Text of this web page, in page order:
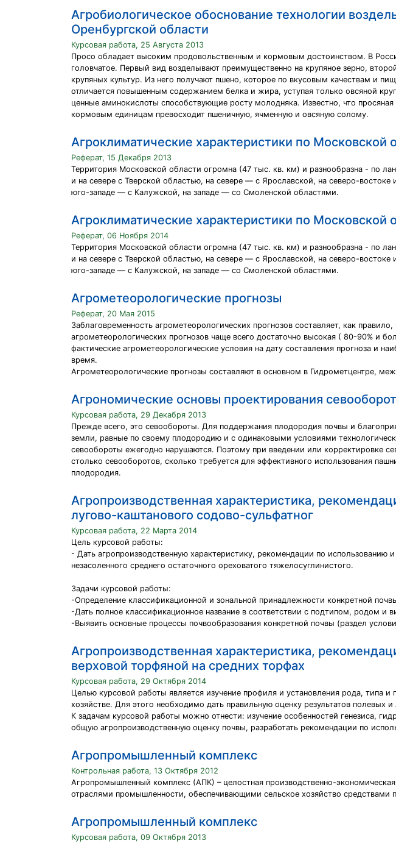
Агробиологическое обоснование технологии
Оренбургской области
Курсовая работа, 25 Августа 2013
Просо обладает высоким продовольственным и кормовым достоинством. В
головчатое. Первый вид возделывают преимущественно на крупяное зерно,
крупяных культур. Из него получают пшено, которое по вкусовым качествам и
отличается повышенным содержанием белка и жира, уступая только овсяной
ценные аминокислоты способствующие росту молодняка. Известно, что
кормовым единицам превосходит пшеничную, ячменную и овсяную солому.
Агроклиматические характеристики по Московской
Реферат, 15 Декабря 2013
Территория Московской области огромна (47 тыс. кв. км) и разнообразна - по
и на севере с Тверской областью, на севере — с Ярославской, на северо-
юго-западе — с Калужской, на западе — со Смоленской областями.
Агроклиматические характеристики по Московской
Реферат, 06 Ноября 2014
Территория Московской области огромна (47 тыс. кв. км) и разнообразна - по
и на севере с Тверской областью, на севере — с Ярославской, на северо-
юго-западе — с Калужской, на западе — со Смоленской областями.
Агрометеорологические прогнозы
Реферат, 20 Мая 2015
Заблаговременность агрометеорологических прогнозов составляет, как
агрометеорологических прогнозов чаще всего достаточно высокая ( 80-90% и
фактические агрометеорологические условия на дату составления прогноза и
время.
Агрометеорологические прогнозы составляют в основном в Гидрометцентре,
Агрономические основы проектирования
Курсовая работа, 29 Декабря 2013
Прежде всего, это севообороты. Для поддержания плодородия почвы и
земли, равные по своему плодородию и с одинаковыми условиями
севообороты ежегодно нарушаются. Поэтому при введении или корректировке
столько севооборотов, сколько требуется для эффективного использования
плодородия.
Агропроизводственная характеристика,
лугово-каштанового содово-сульфатног
Курсовая работа, 22 Марта 2014
Цель курсовой работы:
- Дать агропроизводственную характеристику, рекомендации по
незасоленного среднего остаточного ореховатого тяжелосуглинистого.
Задачи курсовой работы:
-Определение классификационной и зональной принадлежности конкретной
-Дать полное классификационное название в соответствии с подтипом, родом и
-Выявить основные процессы почвообразования конкретной почвы (раздел
Агропроизводственная характеристика,
верховой торфяной на средних торфах
Курсовая работа, 29 Октября 2014
Целью курсовой работы является изучение профиля и установления рода, типа
хозяйстве. Для этого необходимо дать правильную оценку результатов полевых
К задачам курсовой работы можно отнести: изучение особенностей генезиса,
общую агропроизводственную оценку почвы, разработать рекомендации по
Агропромышленный комплекс
Контрольная работа, 13 Октября 2012
Агропромышленный комплекс (АПК) – целостная производственно-
отраслями промышленности, обеспечивающими сельское хозяйство средствами
Агропромышленный комплекс
Курсовая работа, 09 Октября 2013